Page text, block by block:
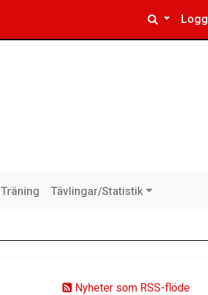
Träning Tävlingar/Statistik
Nyheter som RSS-flöde